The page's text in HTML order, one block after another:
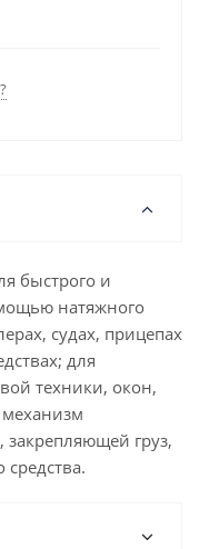
быстрого и
натяжного
судах, прицепах
для
техники, окон,
закрепляющей груз,